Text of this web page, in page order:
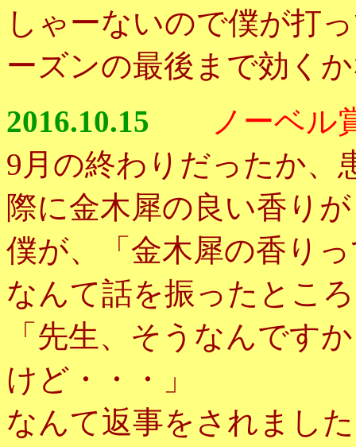
しゃーないので僕が打
ーズンの最後まで効く
2016.10.15
ノーベル
9月の終わりだったか、
際に金木犀の良い香り
僕が、「金木犀の香り
なんて話を振ったとこ
「先生、そうなんです
けど・・・」
なんて返事をされまし